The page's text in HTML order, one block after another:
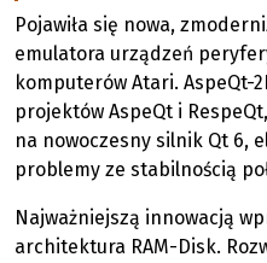
Pojawiła się nowa,
emulatora urządzeń
komputerów Atari. AspeQt-
projektów AspeQt i
na nowoczesny silnik Qt 6,
problemy ze stabilnością
Najważniejszą innowacją
architektura RAM-Disk.